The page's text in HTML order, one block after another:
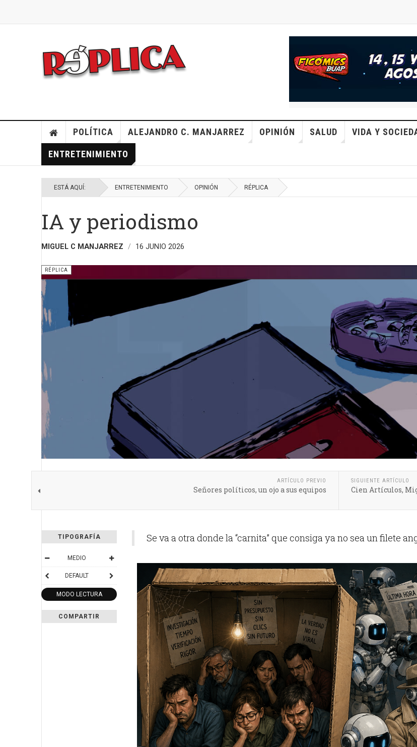
POLÍTICA ALEJANDRO C. MANJARREZ OPINIÓN SALUD VIDA Y
ENTRETENIMIENTO
ESTÁ AQUÍ: ENTRETENIMIENTO OPINIÓN RÉPLICA
IA y periodismo
MIGUEL C MANJARREZ 16 JUNIO 2026
RÉPLICA
ARTÍCULO PREVIO
Señores políticos, un ojo a sus equipos
SIGUIENTE ARTÍCULO
Cien Artículos,
TIPOGRAFÍA
MEDIO
DEFAULT
MODO LECTURA
COMPARTIR
Se va a otra donde la “carnita” que consiga ya no sea un filete